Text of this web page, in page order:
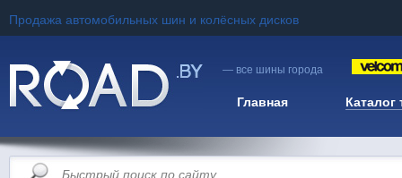
Продажа автомобильных шин и колёсных дисков
— все шины города
Главная Каталог